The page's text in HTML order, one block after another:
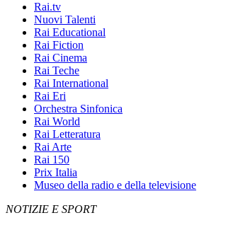
Rai.tv
Nuovi Talenti
Rai Educational
Rai Fiction
Rai Cinema
Rai Teche
Rai International
Rai Eri
Orchestra Sinfonica
Rai World
Rai Letteratura
Rai Arte
Rai 150
Prix Italia
Museo della radio e della televisione
NOTIZIE E SPORT